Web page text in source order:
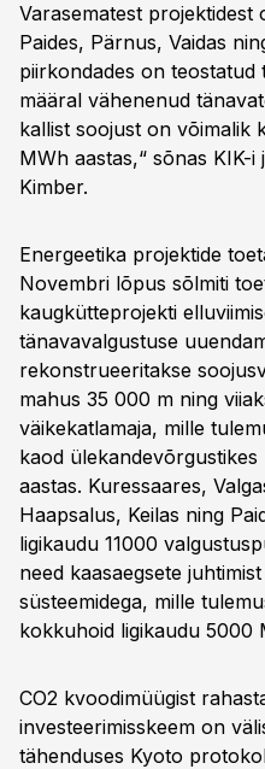
Varasematest
Paides, Pärnus, Vaidas
piirkondades on
määral vähenenud
kallist soojust on võimalik
MWh aastas,“ sõnas KIK-
Kimber.
Energeetika projektide
Novembri lõpus sõlmiti
kaugkütteprojekti
tänavavalgustuse
rekonstrueeritakse
mahus 35 000 m ning
väikekatlamaja, mille
kaod
aastas. Kuressaares,
Haapsalus, Keilas ning
ligikaudu 11000
need kaasaegsete
süsteemidega, mille
kokkuhoid ligikaudu 5000
CO2 kvoodimüügist
investeerimisskeem on
tähenduses Kyoto